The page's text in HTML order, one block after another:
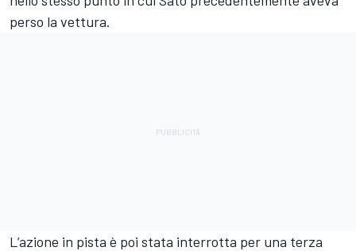
perso la vettura.
L’azione in pista è poi stata interrotta per una terza